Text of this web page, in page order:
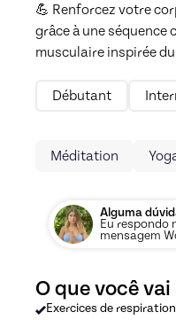
💪 Renforcez votre
grâce à une
musculaire inspirée
Débutant
Méditation
Alguma
Eu respondo
mensagem
O que você
Exercices de respiration